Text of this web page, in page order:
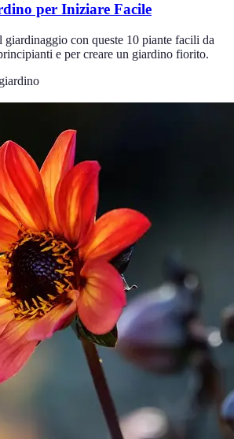
per Iniziare Facile
con queste 10 piante facili da
e per creare un giardino fiorito.